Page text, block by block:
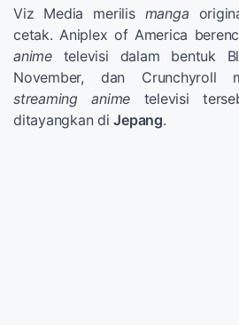
Viz Media merilis manga
cetak. Aniplex of America
animetelevisi dalam bentuk
November, dan Crunchyroll
streaming
anime televisi
ditayangkan diJepang.